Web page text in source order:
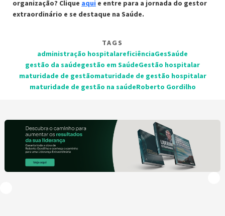
organização? Clique aqui e entre para a jornada do gestor
extraordinário e se destaque na Saúde.
TAGS
administração hospitalareficiênciaGesSaúde
gestão da saúdegestão em SaúdeGestão hospitalar
maturidade de gestãomaturidade de gestão hospitalar
maturidade de gestão na saúdeRoberto Gordilho